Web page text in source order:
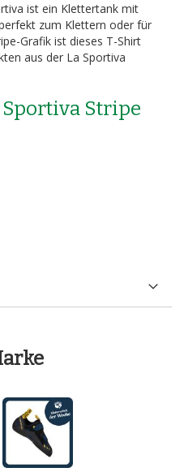
ist ein Klettertank mit
zum Klettern oder für
Grafik ist dieses T-Shirt
aus der La Sportiva
Stripe